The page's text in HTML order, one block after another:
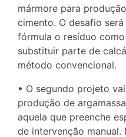
mármore para
cimento. O desafio
fórmula o resíduo
substituir parte de
método convencional.
• O segundo projeto
produção de
aquela que preenche
de intervenção manual.